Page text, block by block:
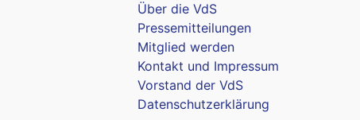
Über die VdS
Pressemitteilungen
Mitglied werden
Kontakt und Impressum
Vorstand der VdS
Datenschutzerklärung